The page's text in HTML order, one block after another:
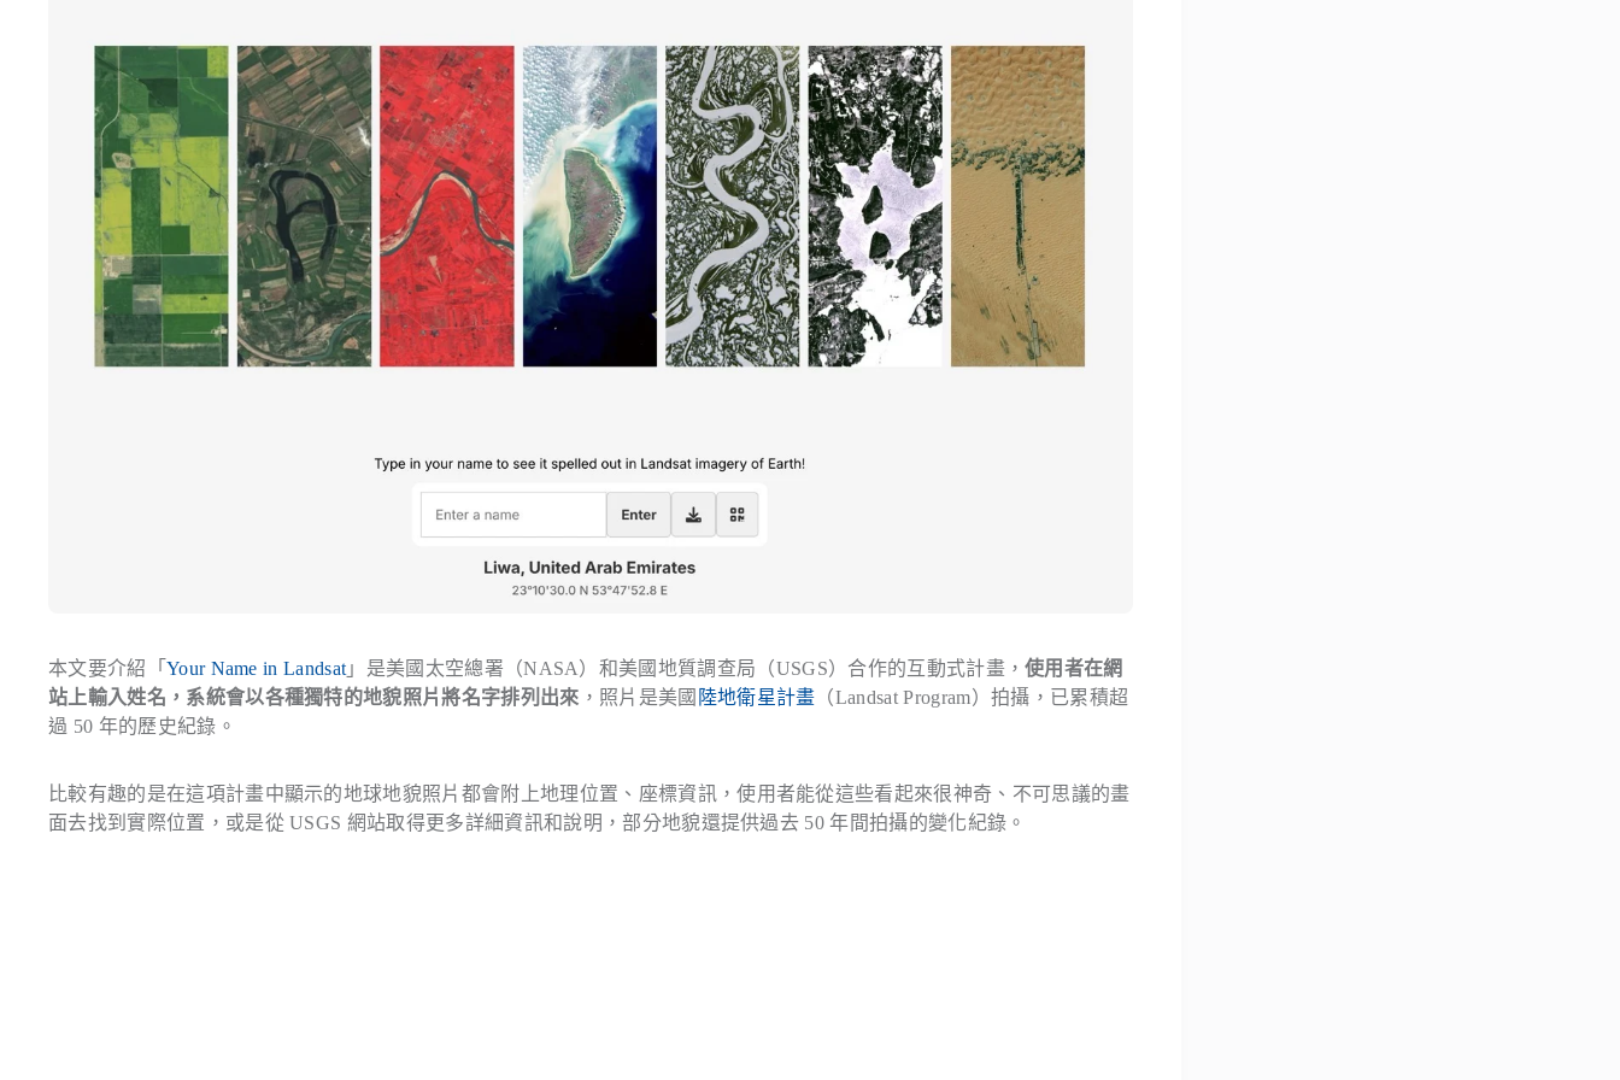
本文要介紹「 Your Name in Landsat 」是美國太空總署（NASA）和美國地質調查局（USGS）合作的互動式計畫，使用者在網
站上輸入姓名，系統會以各種獨特的地貌照片將名字排列出來 ，照片是美國 陸地衛星計畫 （Landsat Program）拍攝，已累積超
過 50 年的歷史紀錄。
比較有趣的是在這項計畫中顯示的地球地貌照片都會附上地理位置、座標資訊，使用者能從這些看起來很神奇、不可思議的畫
面去找到實際位置，或是從 USGS 網站取得更多詳細資訊和說明，部分地貌還提供過去 50 年間拍攝的變化紀錄。